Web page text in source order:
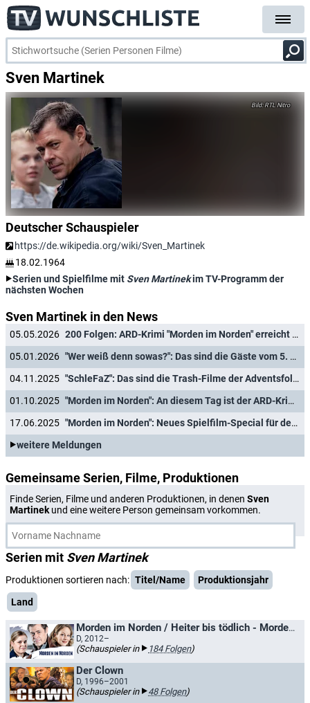
Sven Martinek
RTL Nitro
Deutscher Schauspieler
https://de.wikipedia.org/wiki/Sven_Martinek
18.02.1964
Serien und Spielfilme mit Sven Martinekim TV-Programm der
nächsten Wochen
Sven Martinek in den News
05.05.2026
200 Folgen: ARD-Krimi "Morden im Norden" erreicht neuen Meilenstein
05.01.2026
"Wer weiß denn sowas?": Das sind die Gäste vom 5. bis 9. Januar 2026
04.11.2025
"SchleFaZ": Das sind die Trash-Filme der Adventsfolgen
01.10.2025
"Morden im Norden": An diesem Tag ist der ARD-Krimi mit neuen Fällen zurück
17.06.2025
"Morden im Norden": Neues Spielfilm-Special für den ARD-Krimi
weitere Meldungen
Gemeinsame Serien, Filme, Produktionen
Finde Serien, Filme und anderen Produktionen, in denen Sven
Martinek und eine weitere Person gemeinsam vorkommen.
Serien mit Sven Martinek
Produktionen sortieren nach: Titel/Name
Produktionsjahr
Land
Morden im Norden / Heiter bis tödlich - Morden im Norden
D, 2012–
(Schauspieler in 184 Folgen)
Der Clown
D, 1996–2001
(Schauspieler in 48 Folgen)